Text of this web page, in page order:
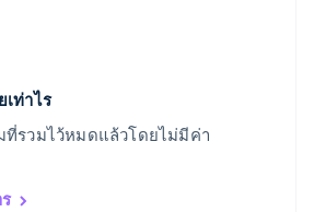
ท่าไร
ที่รวมไว้หมดแล้วโดยไม่มีค่า
中文
รตส์